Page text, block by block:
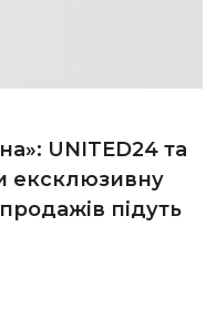
UNITED24 та
ексклюзивну
підуть